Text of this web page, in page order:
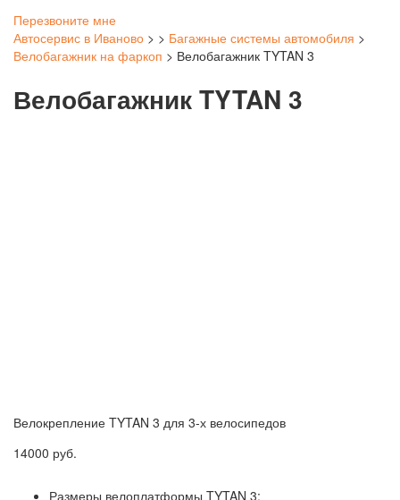
Перезвоните мне
Автосервис в Иваново > > Багажные системы автомобиля >
Велобагажник на фаркоп > Велобагажник TYTAN 3
Велобагажник TYTAN 3
Велокрепление TYTAN 3 для 3-х велосипедов
14000 руб.
Размеры велоплатформы TYTAN 3: